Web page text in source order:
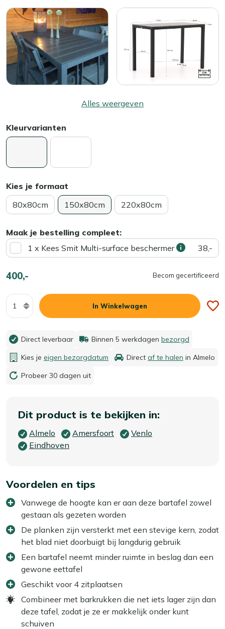
Alles weergeven
Kleurvarianten
Kies je formaat
80x80cm
150x80cm 220x80cm
Maak je bestelling compleet:
1 x Kees Smit Multi-surface beschermer
38,-
400,- Becom gecertificeerd
Aantal
In Winkelwagen
Direct leverbaar Binnen 5 werkdagen bezorgd
Kies je eigen bezorgdatum Direct af te halen in Almelo
Probeer 30 dagen uit
Dit product is te bekijken in:
Almelo Amersfoort
Venlo
Eindhoven
Voordelen en tips
Vanwege de hoogte kan er aan deze bartafel zowel
gestaan als gezeten worden
De planken zijn versterkt met een stevige kern, zodat
het blad niet doorbuigt bij langdurig gebruik
Een bartafel neemt minder ruimte in beslag dan een
gewone eettafel
Geschikt voor 4 zitplaatsen
Combineer met barkrukken die net iets lager zijn dan
deze tafel, zodat je ze er makkelijk onder kunt
schuiven